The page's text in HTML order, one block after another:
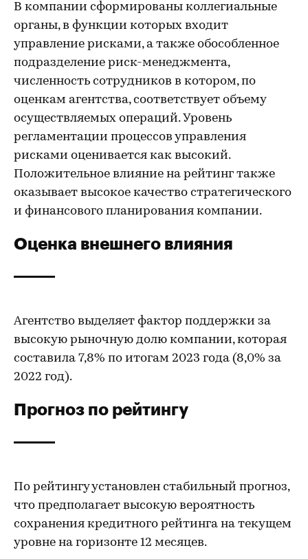
В компании сформированы коллегиальные
органы, в функции которых входит
управление рисками, а также обособленное
подразделение риск-менеджмента,
численность сотрудников в котором, по
оценкам агентства, соответствует объему
осуществляемых операций. Уровень
регламентации процессов управления
рисками оценивается как высокий.
Положительное влияние на рейтинг также
оказывает высокое качество стратегического
и финансового планирования компании.
Оценка внешнего влияния
Агентство выделяет фактор поддержки за
высокую рыночную долю компании, которая
составила 7,8% по итогам 2023 года (8,0% за
2022 год).
Прогноз по рейтингу
По рейтингу установлен стабильный прогноз,
что предполагает высокую вероятность
сохранения кредитного рейтинга на текущем
уровне на горизонте 12 месяцев.